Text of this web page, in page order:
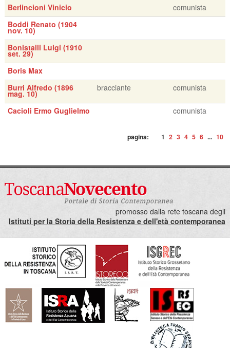
Berlincioni Vinicio
comunista
Boddi Renato (1904
nov. 10)
Bonistalli Luigi (1910
set. 29)
Boris Max
Burri Alfredo (1896
mag. 10)
bracciante comunista
Cacioli Ermo Guglielmo comunista
pagina: 1 2 3 4 5 6 ... 10
promosso dalla rete toscana degli
Istituti per la Storia della Resistenza e dell'età contemporanea